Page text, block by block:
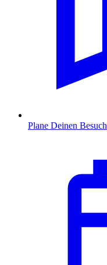
Plane Deinen Besuch